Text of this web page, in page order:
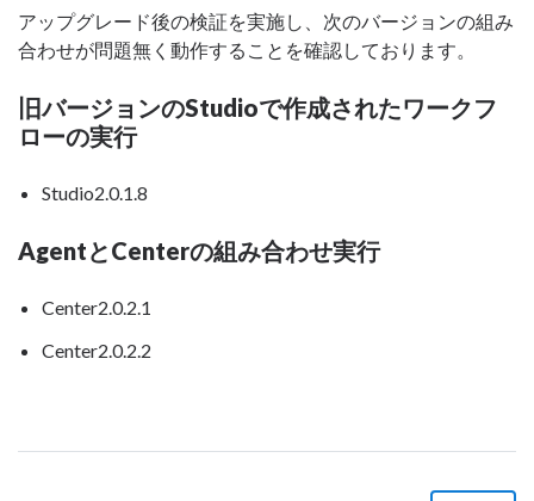
アップグレード後の検証を実施し、次のバージョンの組み
合わせが問題無く動作することを確認しております。
旧バージョンのStudioで作成されたワークフ
ローの実行
Studio2.0.1.8
AgentとCenterの組み合わせ実行
Center2.0.2.1
Center2.0.2.2